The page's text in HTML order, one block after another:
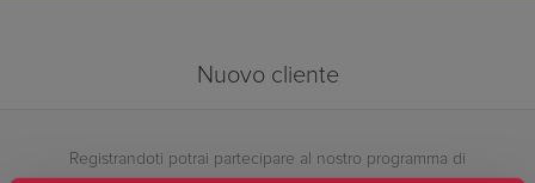
Nuovo cliente
Registrandoti potrai partecipare al nostro programma di